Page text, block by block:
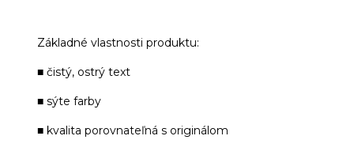
Základné vlastnosti produktu:
■ čistý, ostrý text
■ sýte farby
■ kvalita porovnateľná s originálom